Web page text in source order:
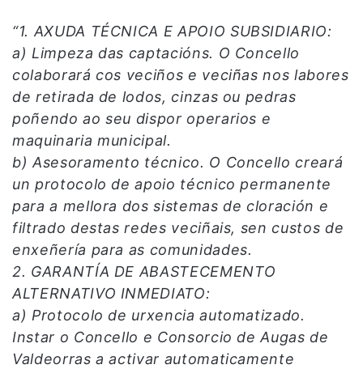
“1. AXUDA TÉCNICA E APOIO SUBSIDIARIO:
a) Limpeza das captacións. O Concello
colaborará cos veciños e veciñas nos labores
de retirada de lodos, cinzas ou pedras
poñendo ao seu dispor operarios e
maquinaria municipal.
b) Asesoramento técnico. O Concello creará
un protocolo de apoio técnico permanente
para a mellora dos sistemas de cloración e
filtrado destas redes veciñais, sen custos de
enxeñería para as comunidades.
2. GARANTÍA DE ABASTECEMENTO
ALTERNATIVO INMEDIATO:
a) Protocolo de urxencia automatizado.
Instar o Concello e Consorcio de Augas de
Valdeorras a activar automaticamente